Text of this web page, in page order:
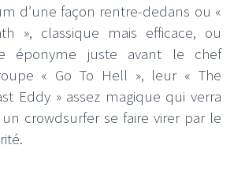
d’une façon rentre-dedans ou «
», classique mais efficace, ou
éponyme juste avant le chef
« Go To Hell », leur « The
Eddy » assez magique qui verra
crowdsurfer se faire virer par le